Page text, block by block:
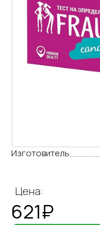
Изготовитель
Цена:
621₽